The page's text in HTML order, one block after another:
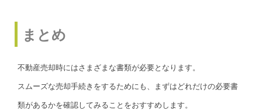
まとめ
不動産売却時にはさまざまな書類が必要となります。
スムーズな売却手続きをするためにも、まずはどれだけの必要書
類があるかを確認してみることをおすすめします。